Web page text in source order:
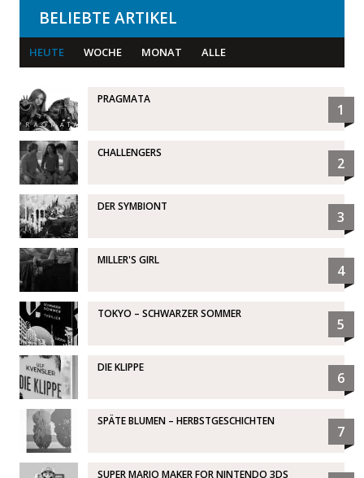
BELIEBTE ARTIKEL
HEUTE WOCHE MONAT ALLE
PRAGMATA
1
CHALLENGERS
2
DER SYMBIONT
3
MILLER'S GIRL
4
TOKYO – SCHWARZER SOMMER
5
DIE KLIPPE
6
SPÄTE BLUMEN – HERBSTGESCHICHTEN
7
SUPER MARIO MAKER FOR NINTENDO 3DS